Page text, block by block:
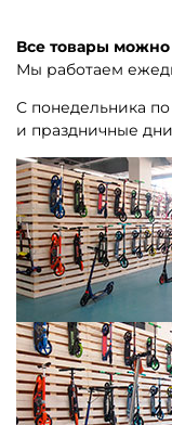
Все товары
Мы работаем
С понедельника по
и праздничные дни